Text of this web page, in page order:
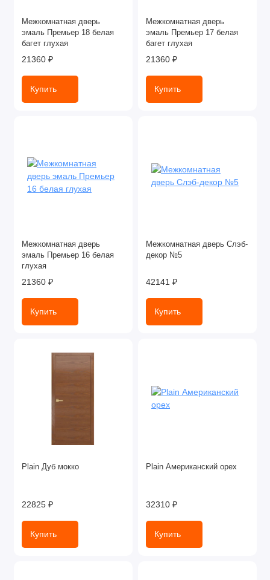
Межкомнатная дверь
эмаль Премьер 18 белая
багет глухая
21360 ₽
Купить
Межкомнатная дверь
эмаль Премьер 17 белая
багет глухая
21360 ₽
Купить
Межкомнатная дверь
эмаль Премьер 16 белая
глухая
21360 ₽
Купить
Межкомнатная дверь Слэб-
декор №5
42141 ₽
Купить
Plain Дуб мокко
22825 ₽
Купить
Plain Американский орех
32310 ₽
Купить